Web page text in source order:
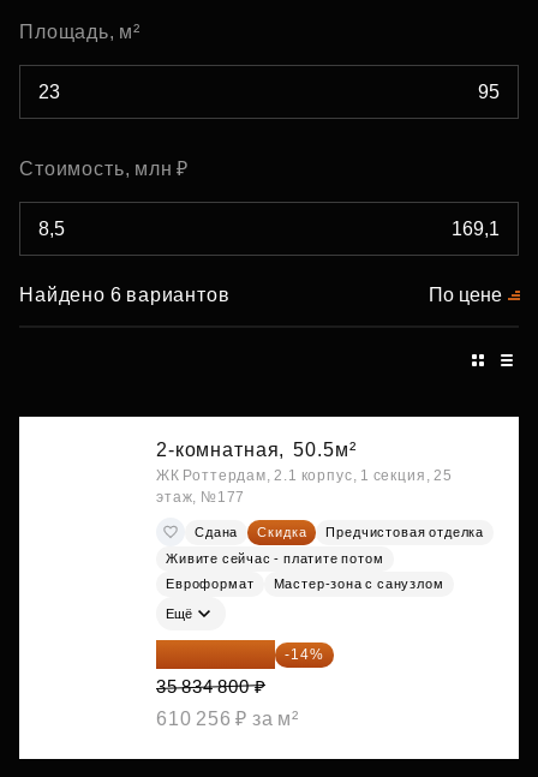
Площадь, м²
Стоимость, млн ₽
Найдено 6 вариантов По цене
2-комнатная, 50.5м²
ЖК Роттердам, 2.1 корпус, 1 секция, 25
этаж, №177
Сдана Скидка
Предчистовая отделка
Живите сейчас - платите потом
Евроформат
Мастер-зона с санузлом
Ещё
30 817 928 ₽ -14%
35 834 800 ₽
610 256 ₽ за м²